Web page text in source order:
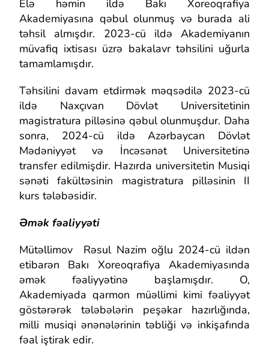
Elə həmin ildə Bakı Xoreoqrafiya
Akademiyasına qəbul olunmuş və burada ali
təhsil almışdır. 2023-cü ildə Akademiyanın
müvafiq ixtisası üzrə bakalavr təhsilini uğurla
tamamlamışdır.
Təhsilini davam etdirmək məqsədilə 2023-cü
ildə Naxçıvan Dövlət Universitetinin
magistratura pilləsinə qəbul olunmuşdur. Daha
sonra, 2024-cü ildə Azərbaycan Dövlət
Mədəniyyət və İncəsənət Universitetinə
transfer edilmişdir. Hazırda universitetin Musiqi
sənəti fakültəsinin magistratura pilləsinin II
kurs tələbəsidir.
Əmək fəaliyyəti
Mütəllimov Rəsul Nazim oğlu 2024-cü ildən
etibarən Bakı Xoreoqrafiya Akademiyasında
əmək fəaliyyətinə başlamışdır. O,
Akademiyada qarmon müəllimi kimi fəaliyyət
göstərərək tələbələrin peşəkar hazırlığında,
milli musiqi ənənələrinin təbliği və inkişafında
fəal iştirak edir.